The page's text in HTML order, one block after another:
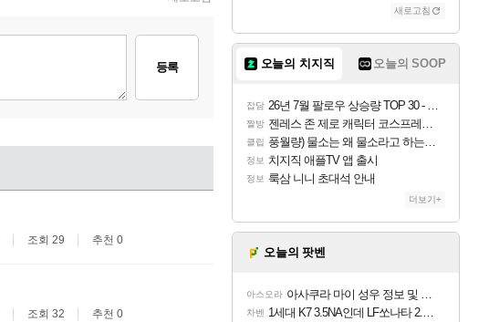
등록
조회 29 추천 0
조회 32 추천 0
새로고침
오늘의 치지직 오늘의 SOOP
잡담 26년 7월 팔로우 상승량 TOP 30 - 월간 치지직
짤방 젠레스 존 제로 캐릭터 코스프레한 꽁주
클립 풍월량) 물소는 왜 물소라고 하는거야? 아! 그만 ㅋㅋ
정보 치지직 애플TV 앱 출시
정보 룩삼 니니 초대석 안내
더보기+
오늘의 팟벤
아스오라 아사쿠라 마이 성우 정보 및 주요 필모
차벤 1세대 K7 3.5NA인데 LF쏘나타 2.0NA 기변하면 유류비 절약이 얼마나 될까요..?